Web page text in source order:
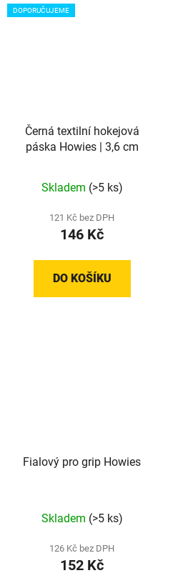
DOPORUČUJEME
Černá textilní hokejová
páska Howies | 3,6 cm
hodnocení
produktu
je
z
Skladem (>5 ks)
121 Kč bez DPH
146 Kč
DO KOŠÍKU
Fialový pro grip Howies
Skladem (>5 ks)
126 Kč bez DPH
152 Kč